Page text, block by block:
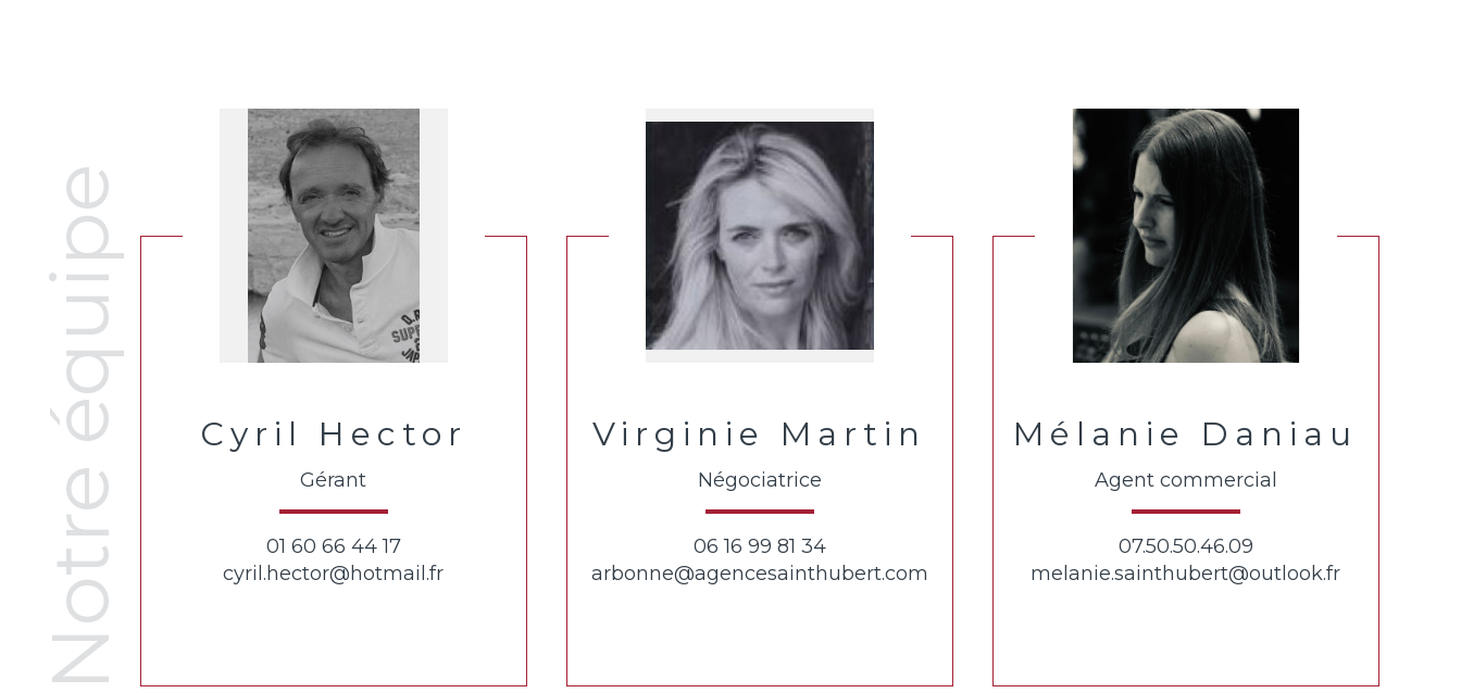
Notre équipe Cyril Hector
Gérant
01 60 66 44 17
cyril.hector@hotmail.fr
Virginie Martin
Négociatrice
06 16 99 81 34
arbonne@agencesainthubert.com
Mélanie Daniau
Agent commercial
07.50.50.46.09
melanie.sainthubert@outlook.fr